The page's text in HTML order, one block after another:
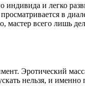
и легко
в
всего лишь
Эротический
нельзя, и